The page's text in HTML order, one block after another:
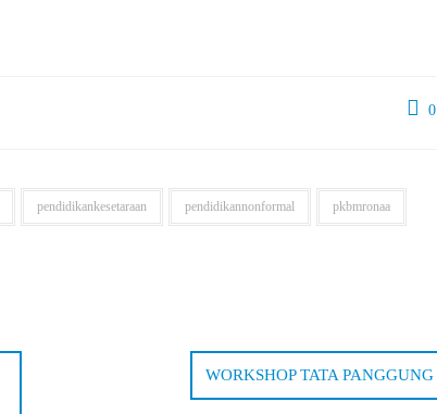
0
pendidikankesetaraan pendidikannonformal pkbmronaa
WORKSHOP TATA PANGGUNG